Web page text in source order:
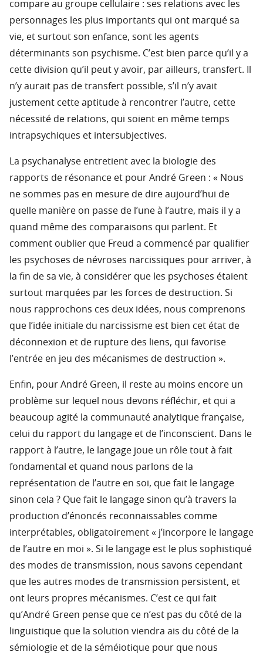
compare au groupe cellulaire : ses relations avec les
personnages les plus importants qui ont marqué sa
vie, et surtout son enfance, sont les agents
déterminants son psychisme. C’est bien parce qu’il y a
cette division qu’il peut y avoir, par ailleurs, transfert. Il
n’y aurait pas de transfert possible, s’il n’y avait
justement cette aptitude à rencontrer l’autre, cette
nécessité de relations, qui soient en même temps
intrapsychiques et intersubjectives.
La psychanalyse entretient avec la biologie des
rapports de résonance et pour André Green : « Nous
ne sommes pas en mesure de dire aujourd’hui de
quelle manière on passe de l’une à l’autre, mais il y a
quand même des comparaisons qui parlent. Et
comment oublier que Freud a commencé par qualifier
les psychoses de névroses narcissiques pour arriver, à
la fin de sa vie, à considérer que les psychoses étaient
surtout marquées par les forces de destruction. Si
nous rapprochons ces deux idées, nous comprenons
que l’idée initiale du narcissisme est bien cet état de
déconnexion et de rupture des liens, qui favorise
l’entrée en jeu des mécanismes de destruction ».
Enfin, pour André Green, il reste au moins encore un
problème sur lequel nous devons réfléchir, et qui a
beaucoup agité la communauté analytique française,
celui du rapport du langage et de l’inconscient. Dans le
rapport à l’autre, le langage joue un rôle tout à fait
fondamental et quand nous parlons de la
représentation de l’autre en soi, que fait le langage
sinon cela ? Que fait le langage sinon qu’à travers la
production d’énoncés reconnaissables comme
interprétables, obligatoirement « j’incorpore le langage
de l’autre en moi ». Si le langage est le plus sophistiqué
des modes de transmission, nous savons cependant
que les autres modes de transmission persistent, et
ont leurs propres mécanismes. C’est ce qui fait
qu’André Green pense que ce n’est pas du côté de la
linguistique que la solution viendra ais du côté de la
sémiologie et de la séméiotique pour que nous